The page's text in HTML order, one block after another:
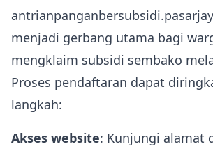
menjadi gerbang utama bagi
mengklaim subsidi sembako
Proses pendaftaran dapat
langkah:
Akses website: Kunjungi alamat